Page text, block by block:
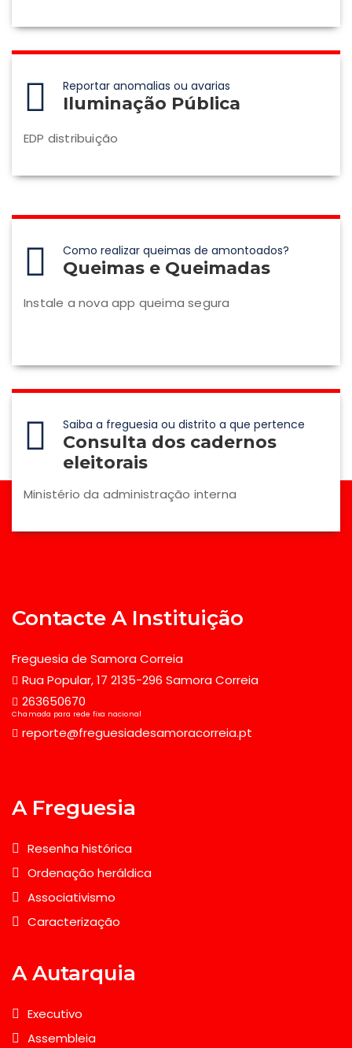
Reportar anomalias ou avarias
Iluminação Pública
EDP distribuição
Como realizar queimas de amontoados?
Queimas e Queimadas
Instale a nova app queima segura
Saiba a freguesia ou distrito a que pertence
Consulta dos cadernos
eleitorais
Ministério da administração interna
Contacte A Instituição
Freguesia de Samora Correia
Rua Popular, 17 2135-296 Samora Correia
263650670
Chamada para rede fixa nacional
reporte@freguesiadesamoracorreia.pt
A Freguesia
Resenha histórica
Ordenação heráldica
Associativismo
Caracterização
A Autarquia
Executivo
Assembleia